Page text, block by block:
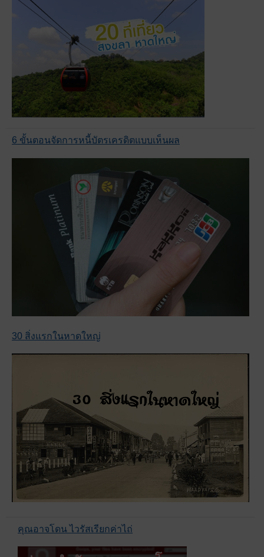
6 ขั้นตอนจัดการหนี้บัตรเครดิตแบบเห็นผล
30 สิ่งแรกในหาดใหญ่
คุณอาจโดน ไวรัสเรียกค่าไถ่